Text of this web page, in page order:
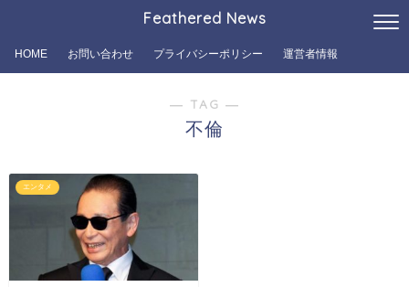
Feathered News
HOME お問い合わせ プライバシーポリシー 運営者情報
― TAG ―
不倫
エンタメ